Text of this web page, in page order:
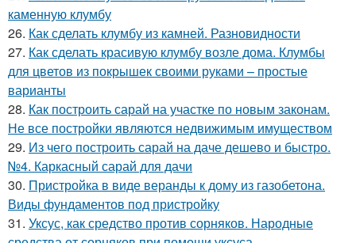
каменную клумбу
26. Как сделать клумбу из камней. Разновидности
27. Как сделать красивую клумбу возле дома. Клумбы
для цветов из покрышек своими руками – простые
варианты
28. Как построить сарай на участке по новым законам.
Не все постройки являются недвижимым имуществом
29. Из чего построить сарай на даче дешево и быстро.
№4. Каркасный сарай для дачи
30. Пристройка в виде веранды к дому из газобетона.
Виды фундаментов под пристройку
31. Уксус, как средство против сорняков. Народные